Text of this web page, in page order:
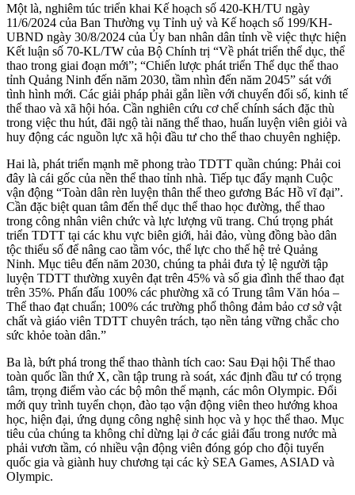
Một là, nghiêm túc triển khai Kế hoạch số 420-KH/TU ngày
11/6/2024 của Ban Thường vụ Tỉnh uỷ và Kế hoạch số 199/KH-
UBND ngày 30/8/2024 của Ủy ban nhân dân tỉnh về việc thực hiện
Kết luận số 70-KL/TW của Bộ Chính trị “Về phát triển thể dục, thể
thao trong giai đoạn mới”; “Chiến lược phát triển Thể dục thể thao
tỉnh Quảng Ninh đến năm 2030, tầm nhìn đến năm 2045” sát với
tình hình mới. Các giải pháp phải gắn liền với chuyển đổi số, kinh tế
thể thao và xã hội hóa. Cần nghiên cứu cơ chế chính sách đặc thù
trong việc thu hút, đãi ngộ tài năng thể thao, huấn luyện viên giỏi và
huy động các nguồn lực xã hội đầu tư cho thể thao chuyên nghiệp.
Hai là, phát triển mạnh mẽ phong trào TDTT quần chúng: Phải coi
đây là cái gốc của nền thể thao tỉnh nhà. Tiếp tục đẩy mạnh Cuộc
vận động “Toàn dân rèn luyện thân thể theo gương Bác Hồ vĩ đại”.
Cần đặc biệt quan tâm đến thể dục thể thao học đường, thể thao
trong công nhân viên chức và lực lượng vũ trang. Chú trọng phát
triển TDTT tại các khu vực biên giới, hải đảo, vùng đồng bào dân
tộc thiểu số để nâng cao tầm vóc, thể lực cho thế hệ trẻ Quảng
Ninh. Mục tiêu đến năm 2030, chúng ta phải đưa tỷ lệ người tập
luyện TDTT thường xuyên đạt trên 45% và số gia đình thể thao đạt
trên 35%. Phấn đấu 100% các phường xã có Trung tâm Văn hóa –
Thể thao đạt chuẩn; 100% các trường phổ thông đảm bảo cơ sở vật
chất và giáo viên TDTT chuyên trách, tạo nền tảng vững chắc cho
sức khỏe toàn dân.”
Ba là, bứt phá trong thể thao thành tích cao: Sau Đại hội Thể thao
toàn quốc lần thứ X, cần tập trung rà soát, xác định đầu tư có trọng
tâm, trọng điểm vào các bộ môn thế mạnh, các môn Olympic. Đổi
mới quy trình tuyển chọn, đào tạo vận động viên theo hướng khoa
học, hiện đại, ứng dụng công nghệ sinh học và y học thể thao. Mục
tiêu của chúng ta không chỉ dừng lại ở các giải đấu trong nước mà
phải vươn tầm, có nhiều vận động viên đóng góp cho đội tuyển
quốc gia và giành huy chương tại các kỳ SEA Games, ASIAD và
Olympic.